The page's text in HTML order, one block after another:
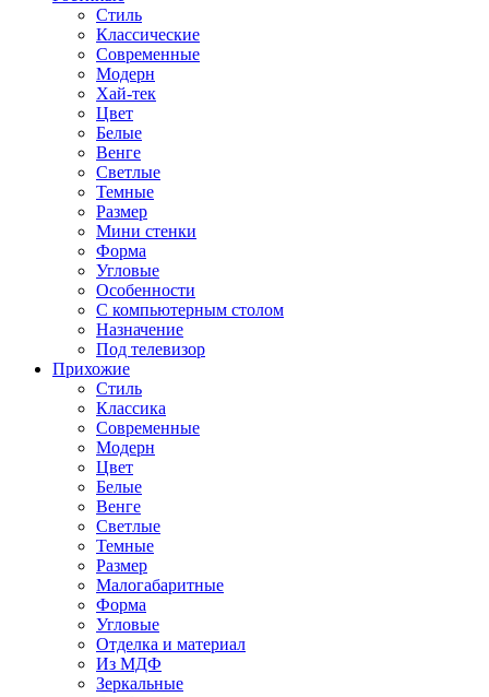
Стиль
Классические
Современные
Модерн
Хай-тек
Цвет
Белые
Венге
Светлые
Темные
Размер
Мини стенки
Форма
Угловые
Особенности
С компьютерным столом
Назначение
Под телевизор
Прихожие
Стиль
Классика
Современные
Модерн
Цвет
Белые
Венге
Светлые
Темные
Размер
Малогабаритные
Форма
Угловые
Отделка и материал
Из МДФ
Зеркальные